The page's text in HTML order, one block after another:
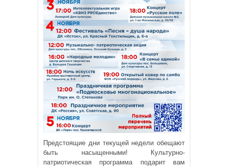
Предстоящие дни текущей недели обещают
быть насыщенными! Культурно-
патриотическая программа подарит вам